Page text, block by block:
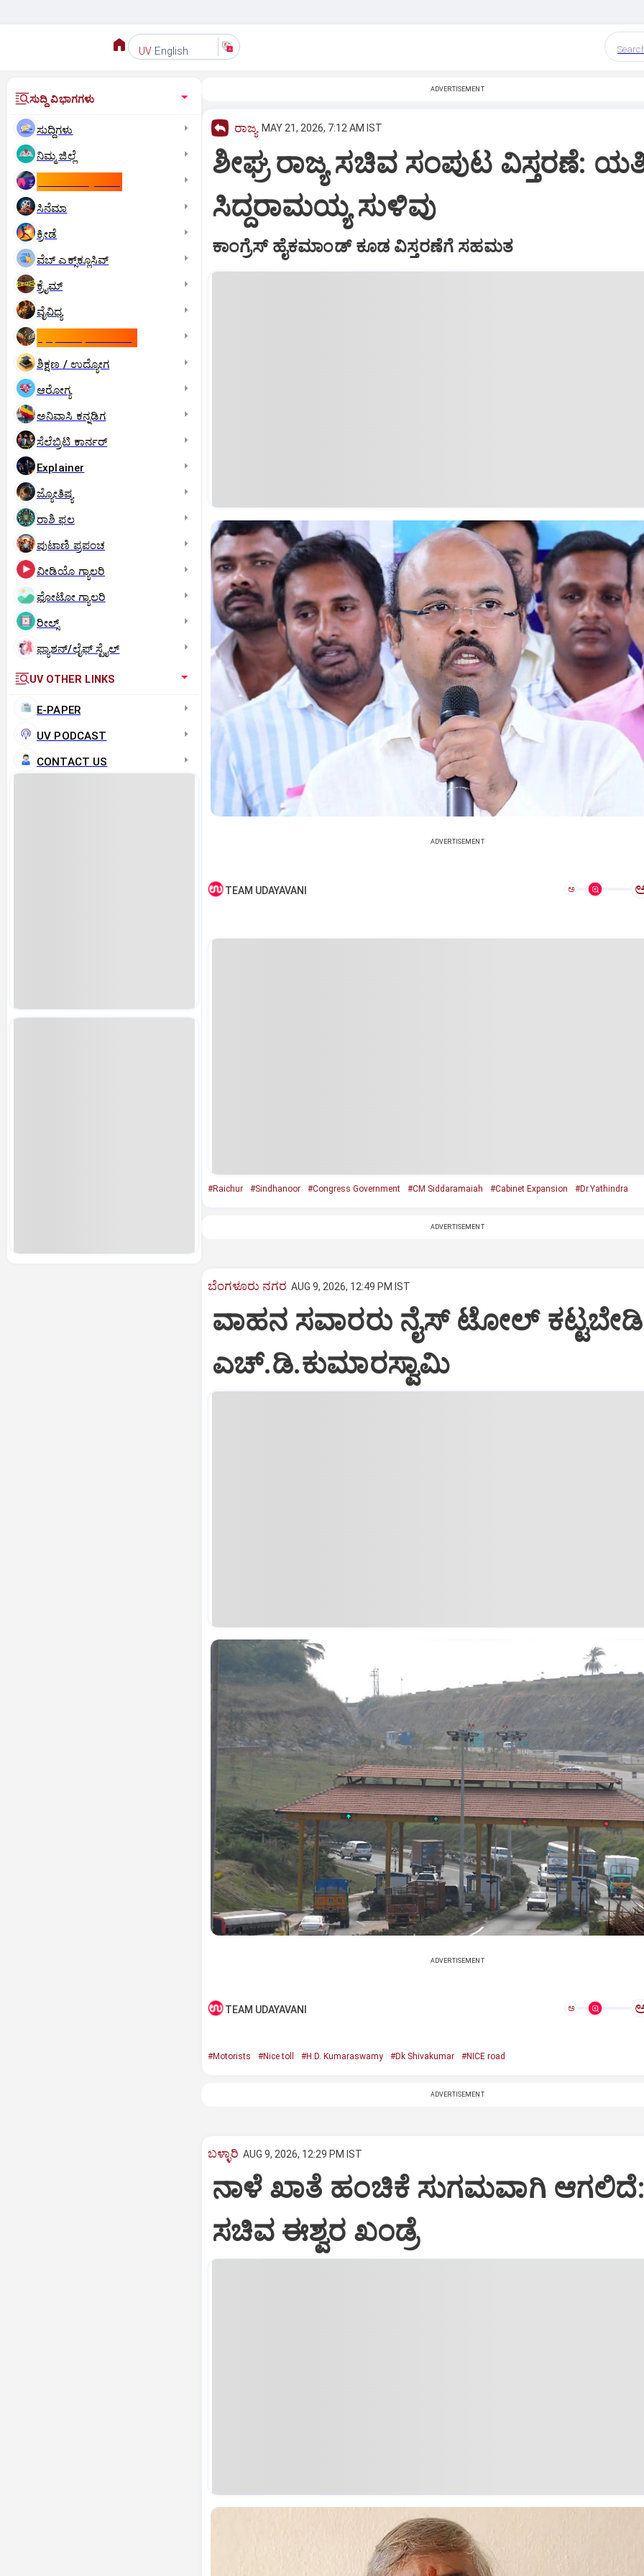
UV English
ಸುದ್ದಿ ವಿಭಾಗಗಳು
ಸುದ್ದಿಗಳು
ನಿಮ್ಮ ಜಿಲ್ಲೆ
ಸಿನೆಮಾ
ಕ್ರೀಡೆ
ವೆಬ್ ಎಕ್ಸ್‌ಕ್ಲೂಸಿವ್
ಕ್ರೈಮ್
ವೈವಿಧ್ಯ
ಶಿಕ್ಷಣ / ಉದ್ಯೋಗ
ಆರೋಗ್ಯ
ಅನಿವಾಸಿ ಕನ್ನಡಿಗ
ಸೆಲೆಬ್ರಿಟಿ ಕಾರ್ನರ್‌
Explainer
ಜ್ಯೋತಿಷ್ಯ
ರಾಶಿ ಫಲ
ಪುಟಾಣಿ ಪ್ರಪಂಚ
ವೀಡಿಯೊ ಗ್ಯಾಲರಿ
ಫೋಟೋ ಗ್ಯಾಲರಿ
ರೀಲ್ಸ್
ಫ್ಯಾಶನ್/ಲೈಫ್‌ ಸ್ಟೈಲ್
UV OTHER LINKS
E-PAPER
UV PODCAST
CONTACT US
ADVERTISEMENT
ರಾಜ್ಯ MAY 21, 2026, 7:12 AM IST
ಶೀಘ್ರ ರಾಜ್ಯ ಸಚಿವ ಸಂಪುಟ ವಿಸ್ತರಣೆ:
ಸಿದ್ದರಾಮಯ್ಯ ಸುಳಿವು
ಕಾಂಗ್ರೆಸ್‌ ಹೈಕಮಾಂಡ್ ಕೂಡ ವಿಸ್ತರಣೆಗೆ ಸಹಮತ
ADVERTISEMENT
TEAM UDAYAVANI ಅ
#Raichur #Sindhanoor #Congress Government #CM Siddaramaiah #Cabinet Expansion #Dr.Yathindra
ADVERTISEMENT
ಬೆಂಗಳೂರು ನಗರ AUG 9, 2026, 12:49 PM IST
ವಾಹನ ಸವಾರರು ನೈಸ್‌ ಟೋಲ್‌
ಎಚ್‌.ಡಿ.ಕುಮಾರಸ್ವಾಮಿ
ADVERTISEMENT
TEAM UDAYAVANI ಅ
#Motorists #Nice toll #H.D. Kumaraswamy #Dk Shivakumar #NICE road
ADVERTISEMENT
ಬಳ್ಳಾರಿ AUG 9, 2026, 12:29 PM IST
ನಾಳೆ ಖಾತೆ ಹಂಚಿಕೆ ಸುಗಮವಾಗಿ ಆಗಲಿದೆ:
ಸಚಿವ ಈಶ್ವರ ಖಂಡ್ರೆ